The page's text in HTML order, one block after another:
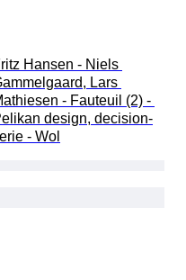
Hansen - Niels
Lars
- Fauteuil (2) -
design, decision-
- Wol